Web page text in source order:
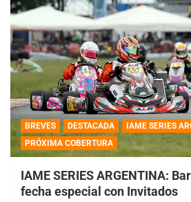
BREVES DESTACADA
IAME SERIES
PRÓXIMA COBERTURA
IAME SERIES ARGENTINA:
fecha especial con Invitados